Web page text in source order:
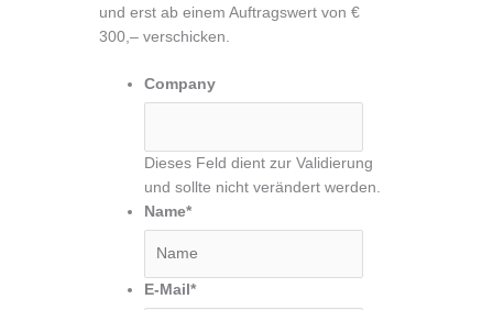
und erst ab einem Auftragswert von €
300,– verschicken.
Company
Dieses Feld dient zur Validierung
und sollte nicht verändert werden.
Name*
E-Mail *